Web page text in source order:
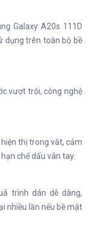
Galaxy A20s 111D
dụng trên toàn bộ bề
vượt trội, công nghệ
thị trong vắt, cảm
chế dấu vân tay.
trình dán dễ dàng,
nhiều lần nếu bề mặt